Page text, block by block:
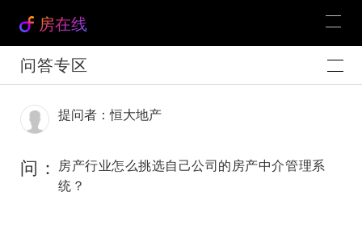
房在线
问答专区
提问者：恒大地产
问：
房产行业怎么挑选自己公司的房产中介管理系
统？